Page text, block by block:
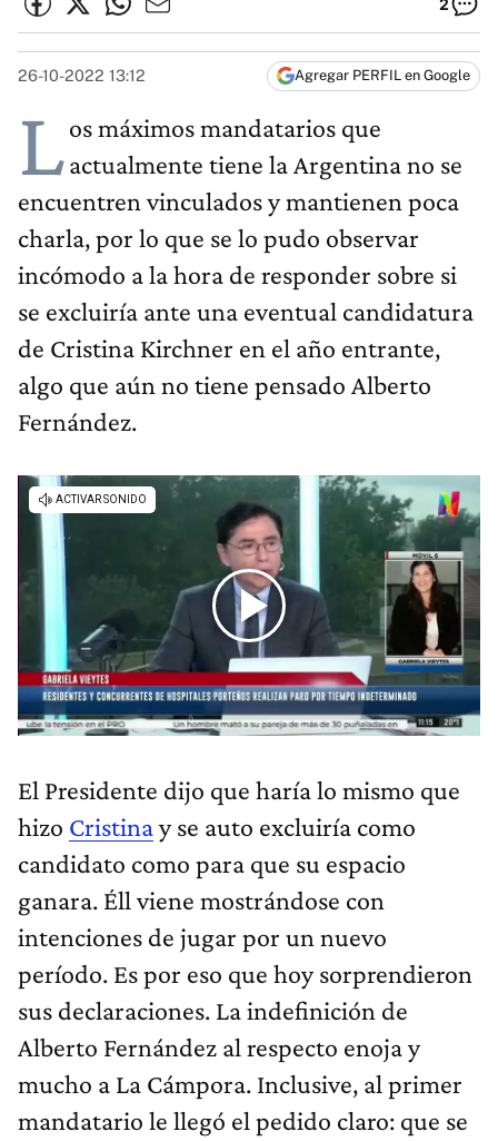
26-10-2022 13:12 Agregar PERFIL en Google
Los máximos mandatarios que
actualmente tiene la Argentina no se
encuentren vinculados y mantienen poca
charla, por lo que se lo pudo observar
incómodo a la hora de responder sobre si
se excluiría ante una eventual candidatura
de Cristina Kirchner en el año entrante,
algo que aún no tiene pensado Alberto
Fernández.
El Presidente dijo que haría lo mismo que
hizo Cristinay se auto excluiría como
candidato como para que su espacio
ganara. Éll viene mostrándose con
intenciones de jugar por un nuevo
período. Es por eso que hoy sorprendieron
sus declaraciones. La indefinición de
Alberto Fernández al respecto enoja y
mucho a La Cámpora. Inclusive, al primer
mandatario le llegó el pedido claro: que se